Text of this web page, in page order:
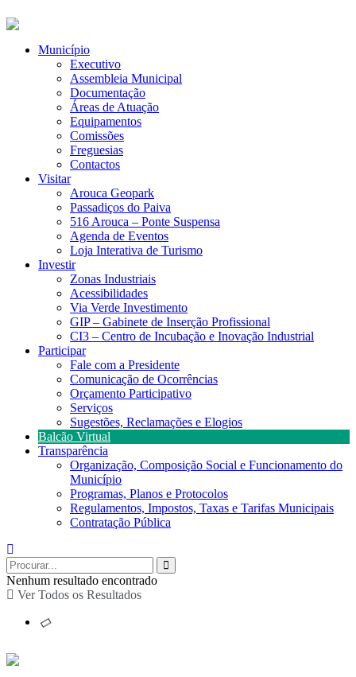
Município
Executivo
Assembleia Municipal
Documentação
Áreas de Atuação
Equipamentos
Comissões
Freguesias
Contactos
Visitar
Arouca Geopark
Passadiços do Paiva
516 Arouca – Ponte Suspensa
Agenda de Eventos
Loja Interativa de Turismo
Investir
Zonas Industriais
Acessibilidades
Via Verde Investimento
GIP – Gabinete de Inserção Profissional
CI3 – Centro de Incubação e Inovação Industrial
Participar
Fale com a Presidente
Comunicação de Ocorrências
Orçamento Participativo
Serviços
Sugestões, Reclamações e Elogios
Balcão Virtual
Transparência
Organização, Composição Social e Funcionamento do
Município
Programas, Planos e Protocolos
Regulamentos, Impostos, Taxas e Tarifas Municipais
Contratação Pública
Nenhum resultado encontrado
Ver Todos os Resultados